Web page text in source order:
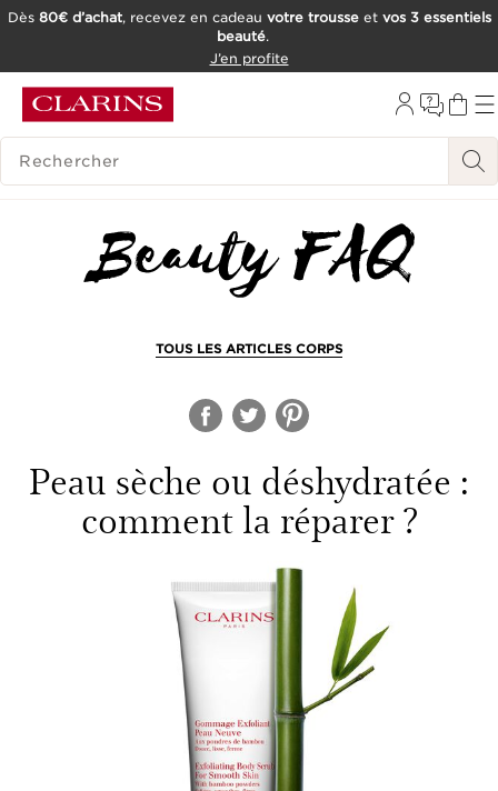
OUTIL D'ACCESSIBILITÉ
Dès 80€ d’achat, recevez en cadeau votre trousseet vos 3 essentiels
beauté.
J’en profite
HISTORIQUE DES RECHERCHES
TOUS LES ARTICLES CORPS
Peau sèche ou déshydratée :
comment la réparer ?